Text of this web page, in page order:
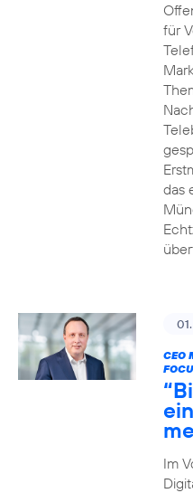
für
das
CEO
Im